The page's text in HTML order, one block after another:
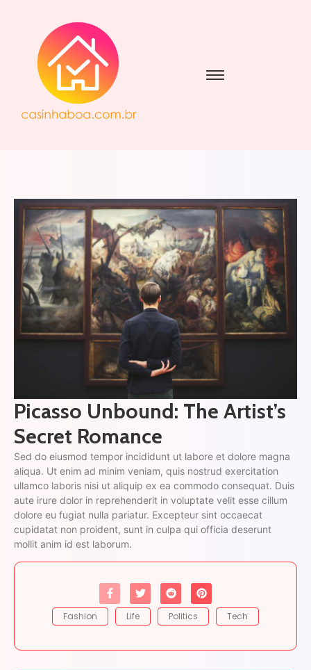
Picasso Unbound: The Artist’s
Secret Romance
Sed do eiusmod tempor incididunt ut labore et dolore magna
aliqua. Ut enim ad minim veniam, quis nostrud exercitation
ullamco laboris nisi ut aliquip ex ea commodo consequat. Duis
aute irure dolor in reprehenderit in voluptate velit esse cillum
dolore eu fugiat nulla pariatur. Excepteur sint occaecat
cupidatat non proident, sunt in culpa qui officia deserunt
mollit anim id est laborum.
Fashion Life Politics Tech